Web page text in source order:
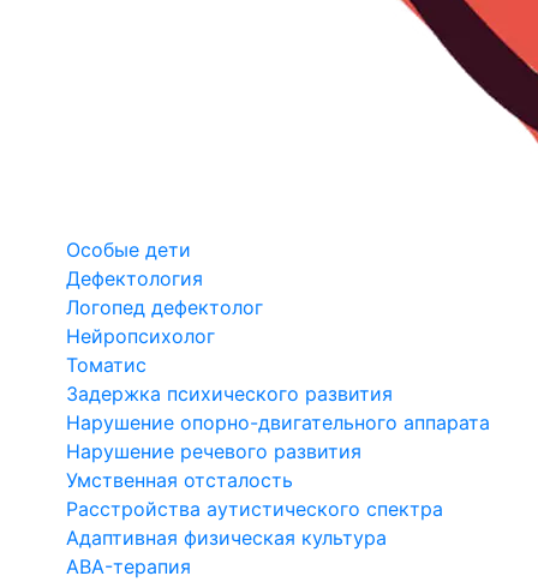
Особые дети
Дефектология
Логопед дефектолог
Нейропсихолог
Томатис
Задержка психического развития
Нарушение опорно-двигательного аппарата
Нарушение речевого развития
Умственная отсталость
Расстройства аутистического спектра
Адаптивная физическая культура
ABA-терапия